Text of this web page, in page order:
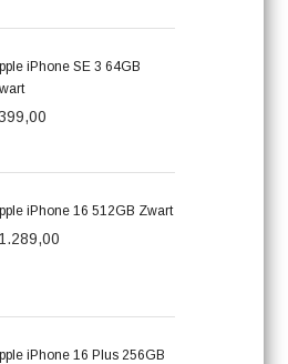
iPhone SE 3 64GB
iPhone 16 512GB Zwart
iPhone 16 Plus 256GB